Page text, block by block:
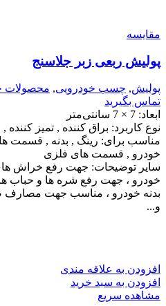
مقایسه
پولیش ربعی زبر جلاسنج
پولیش, چسب خودرویی, محصولات
تماس بگیرید
ابعاد: 7 × 7 سانتی‌متر
نوع کاربرد: براق کننده , تمیز
مناسب برای: رینگ , بدنه , قسمت
خودرو , قسمت های فلزی
سایر توضیحات: جهت رفع خراش
خودرو ، جهت رفع شره ها و حباب
بدنه خودرو ، مناسب جهت مصارف
و...
افزودن به علاقه مندی
افزودن به سبد خرید
مشاهده سریع